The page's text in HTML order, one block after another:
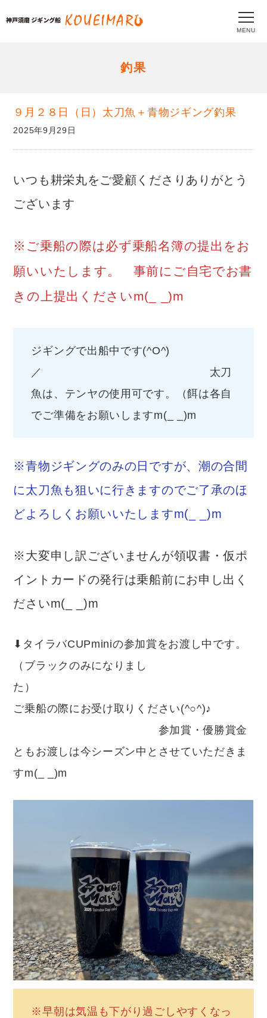
MENU
釣果
９月２８日（日）太刀魚＋青物ジギング釣果
2025年9月29日
いつも耕栄丸をご愛顧くださりありがとう
ございます
※ご乗船の際は必ず乗船名簿の提出をお
願いいたします。 事前にご自宅でお書
きの上提出くださいm(_ _)m
ジギングで出船中です(^O^)
／ 太刀
魚は、テンヤの使用可です。（餌は各自
でご準備をお願いしますm(_ _)m
※青物ジギングのみの日ですが、潮の合間
に太刀魚も狙いに行きますのでご了承のほ
どよろしくお願いいたしますm(_ _)m
※大変申し訳ございませんが領収書・仮ポ
イントカードの発行は乗船前にお申し出く
ださいm(_ _)m
⬇︎タイラバCUPminiの参加賞をお渡し中です。
（ブラックのみになりまし
た
ご乗船の際にお受け取りください(^○^)♪
参加賞・優勝賞金
ともお渡しは今シーズン中とさせていただきま
すm(_ _)m
※早朝は気温も下がり過ごしやすくなっ